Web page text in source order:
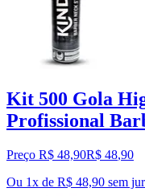
Kit 500 Gola
Profissional
Preço R$ 48,90R$ 48,90
Ou 1x de R$ 48,90 sem